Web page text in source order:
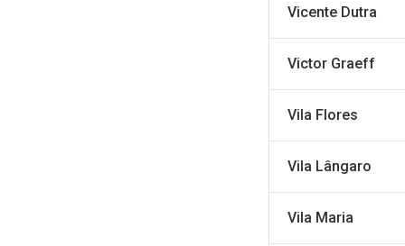
Vicente Dutra
Victor Graeff
Vila Flores
Vila Lângaro
Vila Maria